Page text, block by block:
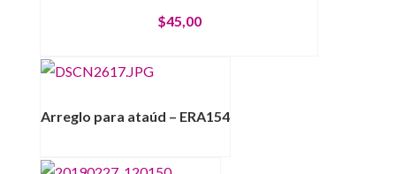
$45,00
Arreglo para ataúd – ERA154